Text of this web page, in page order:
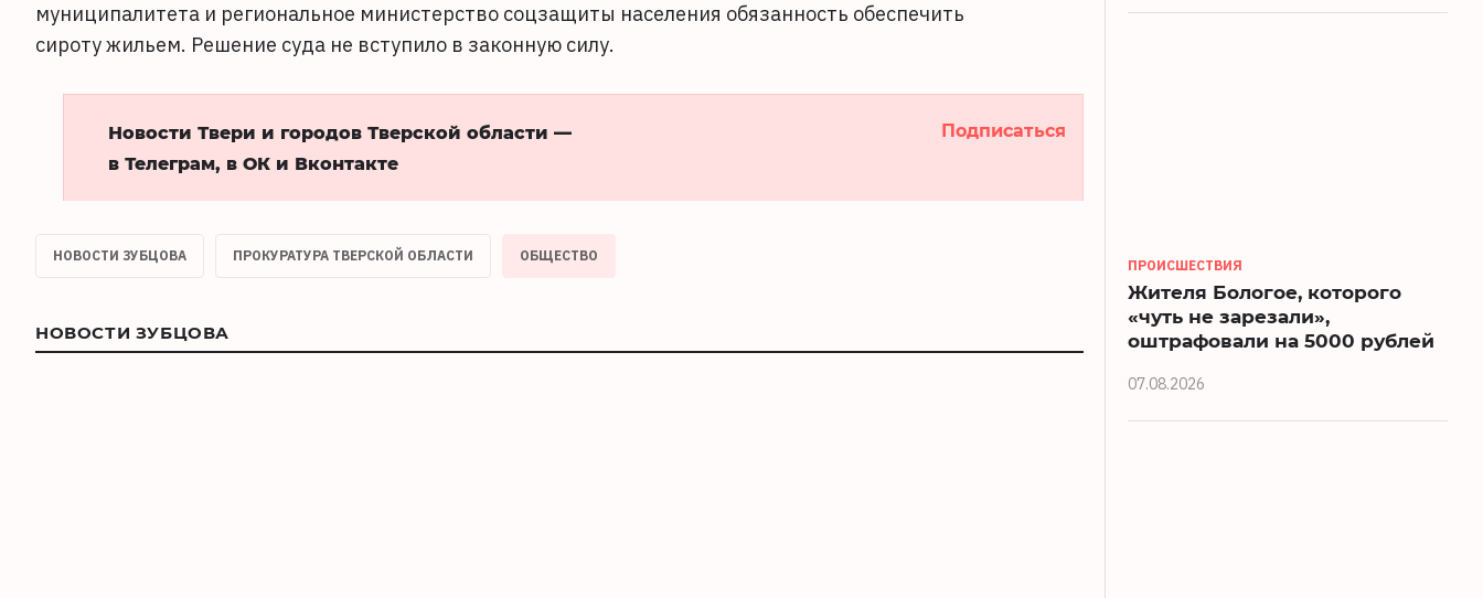
муниципалитета и региональное министерство соцзащиты населения обязанность обеспечить
сироту жильем. Решение суда не вступило в законную силу.
Новости Твери и городов Тверской области —
в Телеграм, в ОК и Вконтакте
Подписаться
НОВОСТИ ЗУБЦОВА ПРОКУРАТУРА ТВЕРСКОЙ ОБЛАСТИ ОБЩЕСТВО
НОВОСТИ ЗУБЦОВА
ПРОИСШЕСТВИЯ
Жителя Бологое, которого
«чуть не зарезали»,
оштрафовали на 5000 рублей
07.08.2026